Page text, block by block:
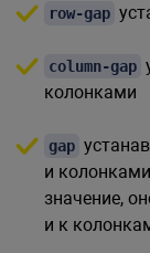
row-gap
column-gap
колонками
gap
и
значение,
и к